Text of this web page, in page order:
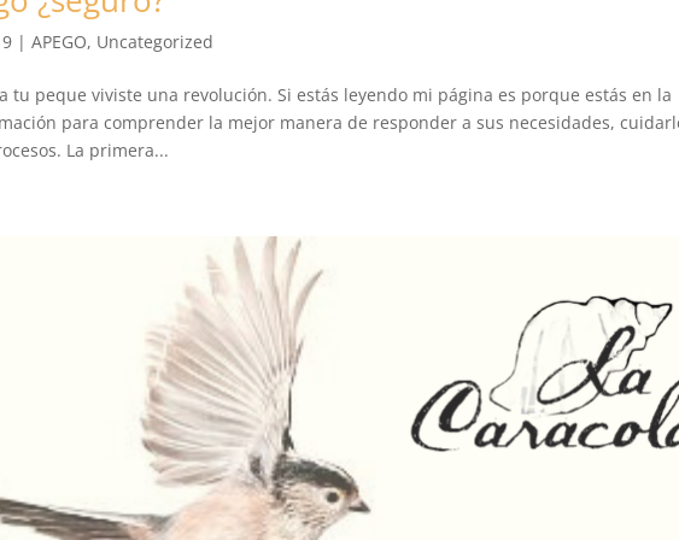
|APEGO, Uncategorized
tu peque viviste una revolución. Si estás leyendo mi página es porque estás en la
para comprender la mejor manera de responder a sus necesidades,
La primera...